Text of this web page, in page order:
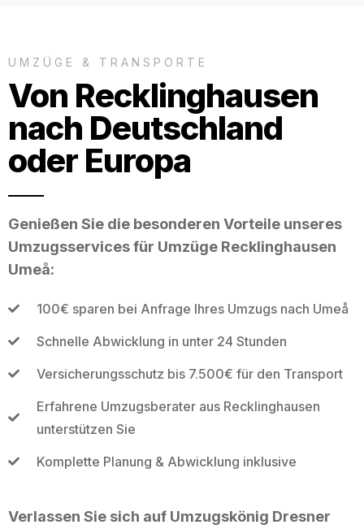
UMZÜGE & TRANSPORTE
Von Recklinghausen
nach Deutschland
oder Europa
Genießen Sie die besonderen Vorteile unseres
Umzugsservices für Umzüge Recklinghausen
Umeå:
100€ sparen bei Anfrage Ihres Umzugs nach Umeå
Schnelle Abwicklung in unter 24 Stunden
Versicherungsschutz bis 7.500€ für den Transport
Erfahrene Umzugsberater aus Recklinghausen
unterstützen Sie
Komplette Planung & Abwicklung inklusive
Verlassen Sie sich auf Umzugskönig Dresner